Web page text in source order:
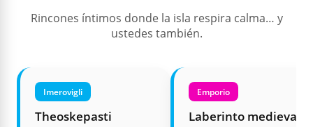
Rincones íntimos donde la isla respira calma… y
ustedes también.
Imerovigli
Theoskepasti
Emporio
Laberinto medieval